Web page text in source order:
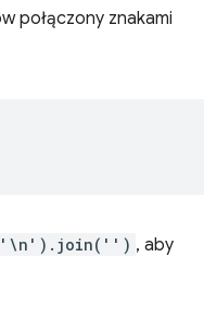
połączony znakami
, aby